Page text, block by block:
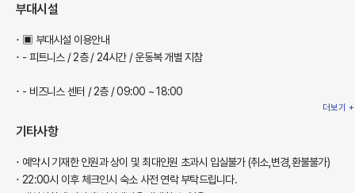
부대시설
▣ 부대시설 이용안내
- 피트니스 / 2층 / 24시간 / 운동복 개별 지참
- 비즈니스 센터 / 2층 / 09:00 ~ 18:00
더보기 +
기타사항
예약시 기재한 인원과 상이 및 최대인원 초과시 입실불가 (취소,변경,환불불가)
22:00시 이후 체크인시 숙소 사전 연락 부탁드립니다.